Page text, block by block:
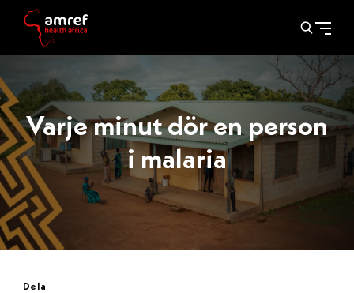
Varje minut dör en person
i malaria
Dela